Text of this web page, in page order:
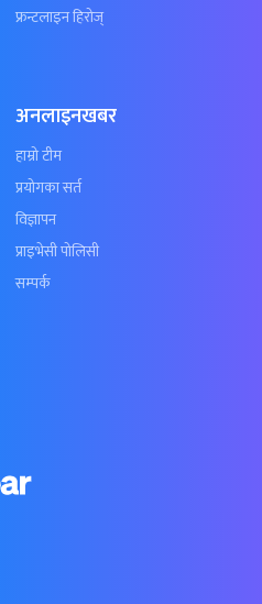
फ्रन्टलाइन हिरोज्
अनलाइनखबर
हाम्रो टीम
प्रयोगका सर्त
विज्ञापन
प्राइभेसी पोलिसी
सम्पर्क